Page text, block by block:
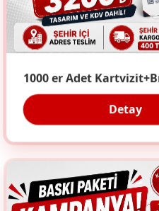
1000 er Adet
Detay